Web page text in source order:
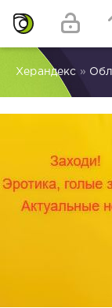
Херандекс »